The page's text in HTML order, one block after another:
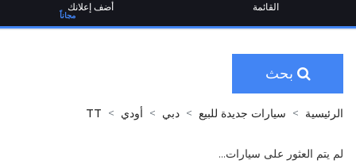
أضف إعلانك
مجاناً
القائمة
بحث
الرئيسية سيارات جديدة للبيع دبي أودي TT
لم يتم العثور على سيارات...